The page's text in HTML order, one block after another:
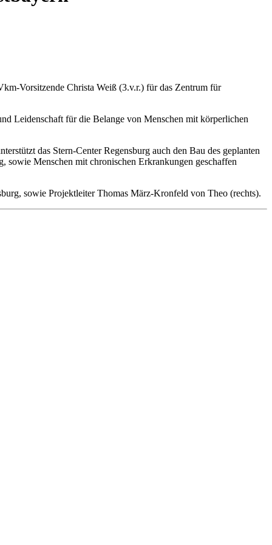
Vorsitzende Christa Weiß (3.v.r.) für das Zentrum für
Leidenschaft für die Belange von Menschen mit körperlichen
das Stern-Center Regensburg auch den Bau des geplanten
sowie Menschen mit chronischen Erkrankungen geschaffen
sowie Projektleiter Thomas März-Kronfeld von Theo (rechts).